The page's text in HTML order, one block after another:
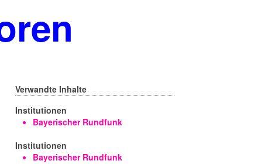
Verwandte Inhalte
Institutionen
Bayerischer Rundfunk
Institutionen
Bayerischer Rundfunk